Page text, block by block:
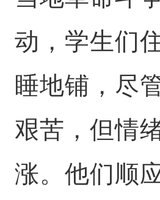
动，学生们
睡地铺，尽
艰苦，但情
涨。他们顺